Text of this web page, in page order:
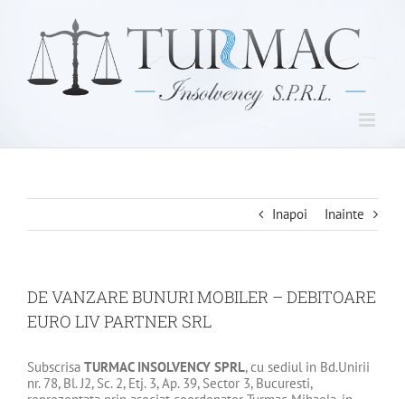
content
Inapoi Inainte
DE VANZARE BUNURI MOBILER – DEBITOARE
EURO LIV PARTNER SRL
Subscrisa TURMAC INSOLVENCY SPRL, cu sediul in Bd.Unirii
nr. 78, Bl. J2, Sc. 2, Etj. 3, Ap. 39, Sector 3, Bucuresti,